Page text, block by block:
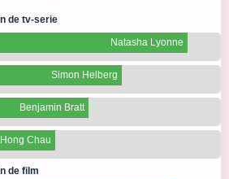
de tv-serie
Natasha Lyonne
Simon Helberg
Benjamin Bratt
Hong Chau
de film